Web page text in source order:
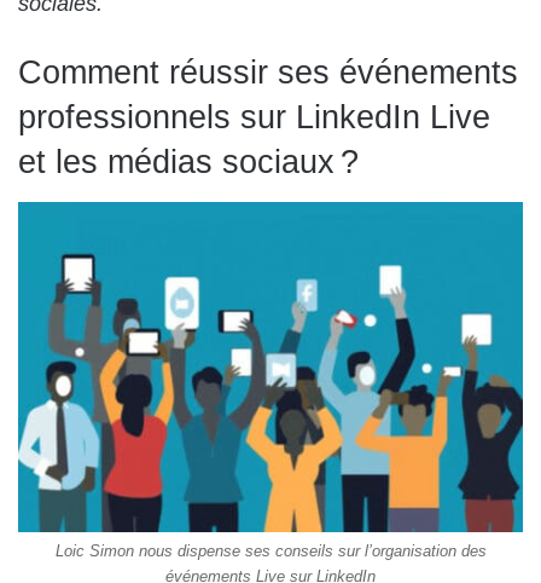
Comment réussir ses événements
professionnels sur LinkedIn Live
et les médias sociaux ?
Loic Simon nous dispense ses conseils sur l’organisation des
événements Live sur LinkedIn